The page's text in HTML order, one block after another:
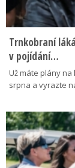
Trnkobraní
v pojídání…
Už máte plány na
srpna a vyrazte